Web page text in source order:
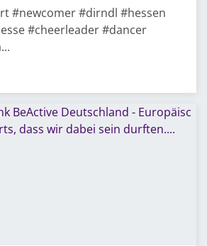
#newcomer #dirndl #hessen
#cheerleader #dancer